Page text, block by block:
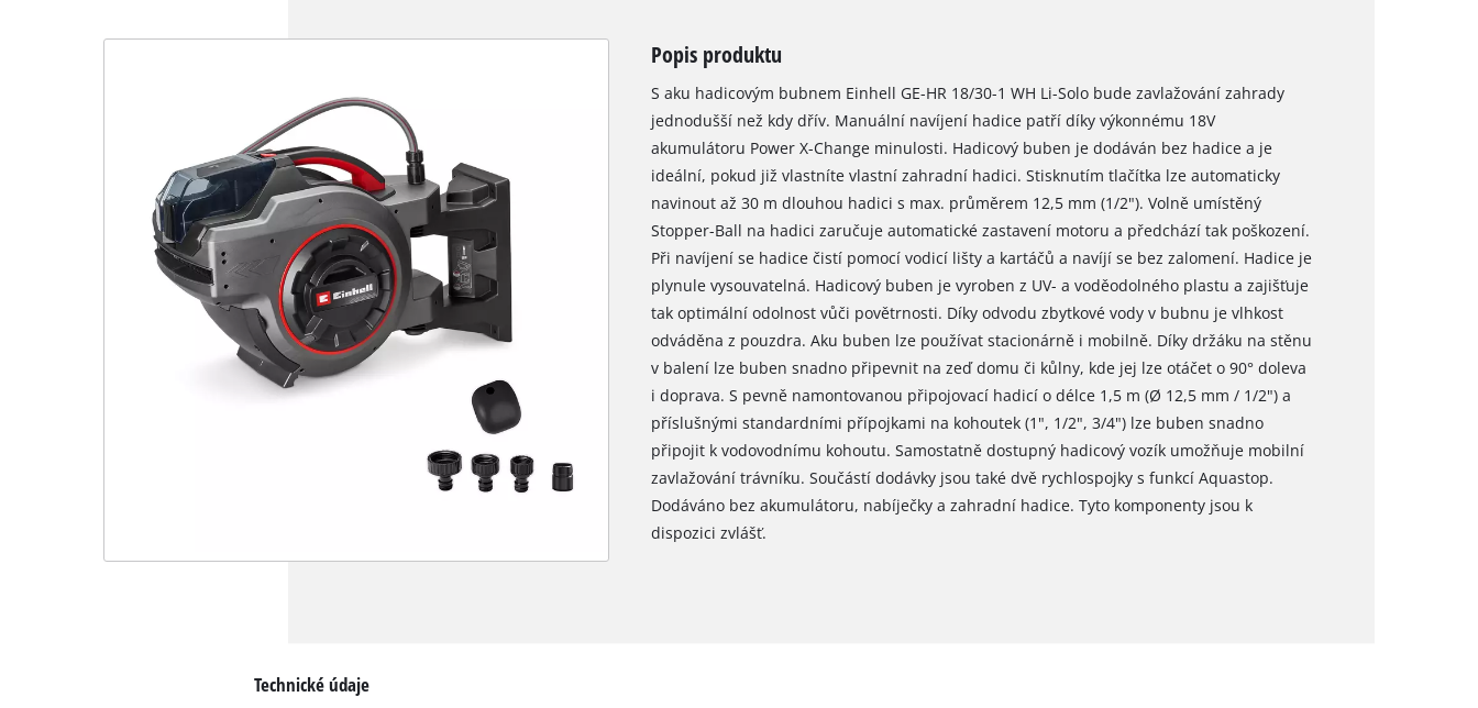
Popis produktu
S aku hadicovým bubnem Einhell GE-HR 18/30-1 WH Li-Solo bude zavlažování zahrady
jednodušší než kdy dřív. Manuální navíjení hadice patří díky výkonnému 18V
akumulátoru Power X-Change minulosti. Hadicový buben je dodáván bez hadice a je
ideální, pokud již vlastníte vlastní zahradní hadici. Stisknutím tlačítka lze automaticky
navinout až 30 m dlouhou hadici s max. průměrem 12,5 mm (1/2"). Volně umístěný
Stopper-Ball na hadici zaručuje automatické zastavení motoru a předchází tak poškození.
Při navíjení se hadice čistí pomocí vodicí lišty a kartáčů a navíjí se bez zalomení. Hadice je
plynule vysouvatelná. Hadicový buben je vyroben z UV- a voděodolného plastu a zajišťuje
tak optimální odolnost vůči povětrnosti. Díky odvodu zbytkové vody v bubnu je vlhkost
odváděna z pouzdra. Aku buben lze používat stacionárně i mobilně. Díky držáku na stěnu
v balení lze buben snadno připevnit na zeď domu či kůlny, kde jej lze otáčet o 90° doleva
i doprava. S pevně namontovanou připojovací hadicí o délce 1,5 m (Ø 12,5 mm / 1/2") a
příslušnými standardními přípojkami na kohoutek (1", 1/2", 3/4") lze buben snadno
připojit k vodovodnímu kohoutu. Samostatně dostupný hadicový vozík umožňuje mobilní
zavlažování trávníku. Součástí dodávky jsou také dvě rychlospojky s funkcí Aquastop.
Dodáváno bez akumulátoru, nabíječky a zahradní hadice. Tyto komponenty jsou k
dispozici zvlášť.
Technické údaje